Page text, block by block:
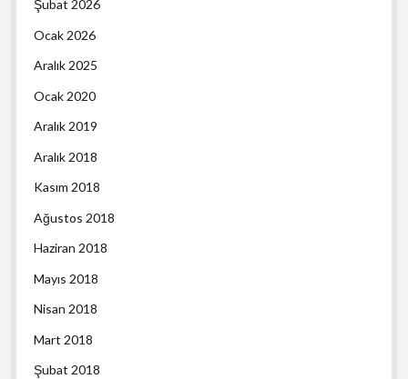
Şubat 2026
Ocak 2026
Aralık 2025
Ocak 2020
Aralık 2019
Aralık 2018
Kasım 2018
Ağustos 2018
Haziran 2018
Mayıs 2018
Nisan 2018
Mart 2018
Şubat 2018